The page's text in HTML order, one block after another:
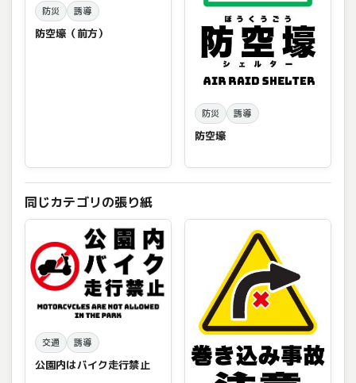
防災 誘導
防空壕（前方）
防災 誘導
防空壕
同じカテゴリの張り紙
交通 誘導
公園内はバイク走行禁止